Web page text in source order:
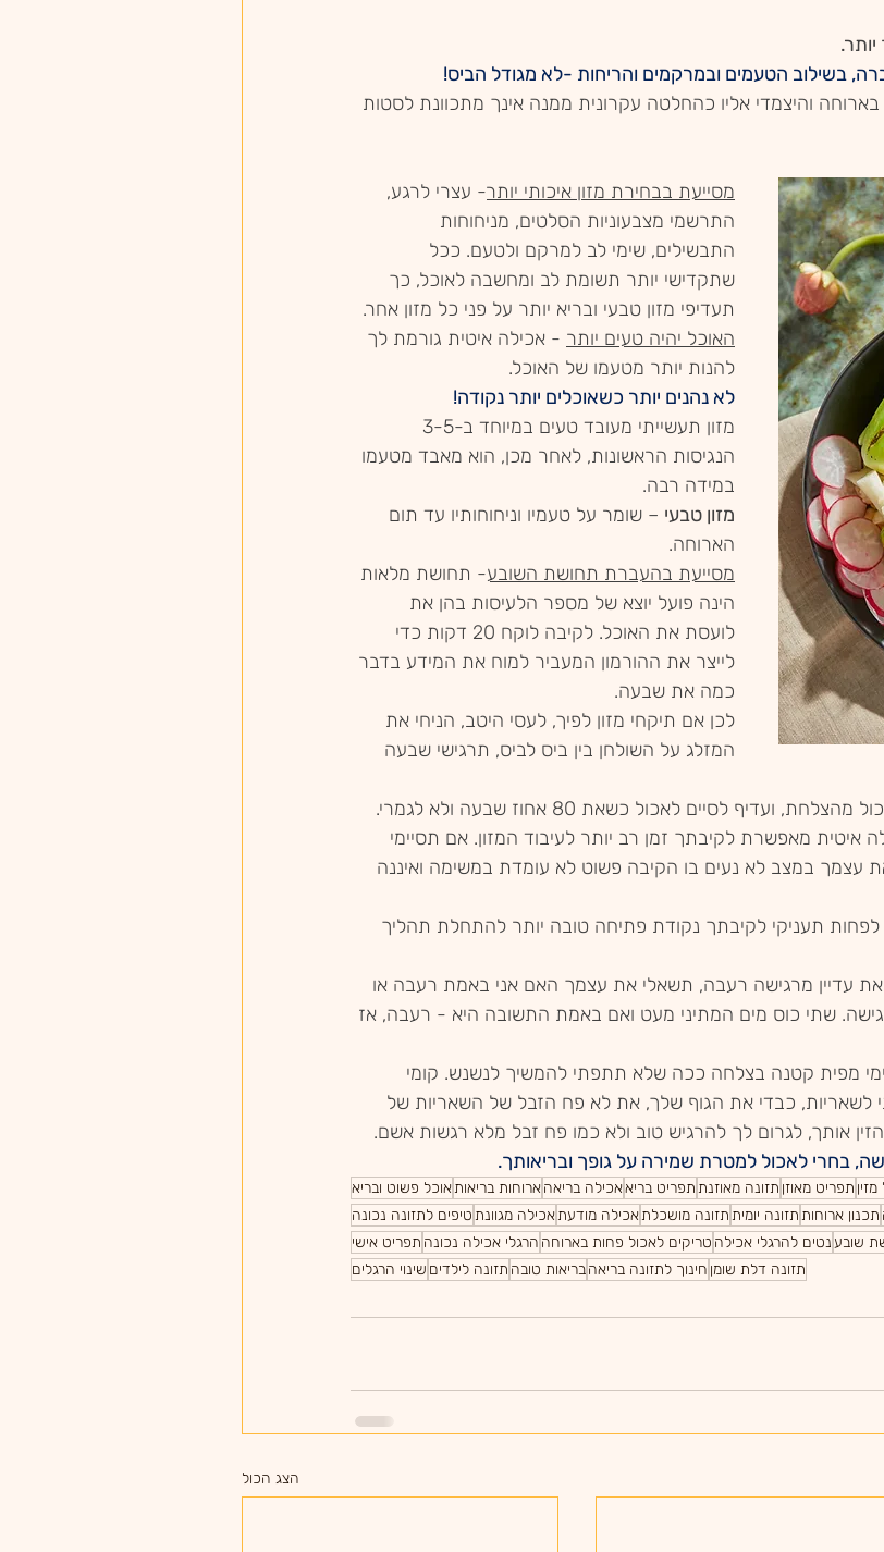
בשילוב הטעמים ובמרקמים והריחות -לא מגודל הביס!
והיצמדי אליו כהחלטה עקרונית ממנה אינך מתכוונת לסטות
מסייעת בבחירת מזון איכותי יותר- עצרי לרגע,
התרשמי מצבעוניות הסלטים, מניחוחות
התבשילים, שימי לב למרקם ולטעם. ככל
שתקדישי יותר תשומת לב ומחשבה לאוכל, כך
תעדיפי מזון טבעי ובריא יותר על פני כל מזון אחר.
האוכל יהיה טעים יותר - אכילה איטית גורמת לך
להנות יותר מטעמו של האוכל.
לא נהנים יותר כשאוכלים יותר נקודה!
הנגיסות הראשונות, לאחר מכן, הוא מאבד מטעמו
במידה רבה.
מזון טבעי – שומר על טעמיו וניחוחותיו עד תום
הארוחה.
מסייעת בהעברת תחושת השובע- תחושת מלאות
הינה פועל יוצא של מספר הלעיסות בהן את
לועסת את האוכל. לקיבה לוקח 20 דקות כדי
לייצר את ההורמון המעביר למוח את המידע בדבר
כמה את שבעה.
לכן אם תיקחי מזון לפיך, לעסי היטב, הניחי את
המזלג על השולחן בין ביס לביס, תרגישי שבעה
לסיים לאכול כשאת 80 אחוז שבעה ולא לגמרי.
איטית מאפשרת לקיבתך זמן רב יותר לעיבוד המזון. אם תסיימי
דקות, תמצאי את עצמך במצב לא נעים בו הקיבה פשוט לא עומדת במשימה ואיננה
לעצמך לפחות 20 דקות לפחות תעניקי לקיבתך נקודת פתיחה טובה יותר להתחלת תהליך
עדיין מרגישה רעבה, תשאלי את עצמך האם אני באמת רעבה או
שתי כוס מים המתיני מעט ואם באמת התשובה היא - רעבה, אז
מפית קטנה בצלחה ככה שלא תתפתי להמשיך לנשנש. קומי
לשאריות, כבדי את הגוף שלך, את לא פח הזבל של השאריות של
אותך, לגרום לך להרגיש טוב ולא כמו פח זבל מלא רגשות אשם.
בחרי לאכול למטרת שמירה על גופך ובריאותך.
תפריט מאוזן תזונה מאוזנתתפריט בריאאכילה בריאהארוחות בריאותאוכל פשוט ובריא
תכנון ארוחותתזונה יומיתתזונה מושכלתאכילה מודעתאכילה מגוונתטיפים לתזונה נכונה
שובע נטים להרגלי אכילה טריקים לאכול פחות בארוחה הרגלי אכילה נכונה תפריט אישי
תזונה דלת שומן חינוך לתזונה בריאהבריאות טובה תזונה לילדים שינוי הרגלים
הצג הכול